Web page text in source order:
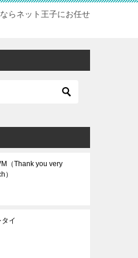
らネット王子にお任せ
（Thank you very
）
タイ